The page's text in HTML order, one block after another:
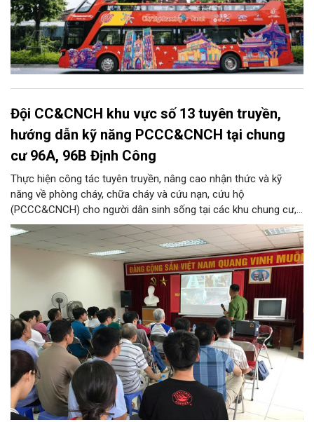
Đội CC&CNCH khu vực số 13 tuyên truyền,
hướng dẫn kỹ năng PCCC&CNCH tại chung
cư 96A, 96B Định Công
Thực hiện công tác tuyên truyền, nâng cao nhận thức và kỹ
năng về phòng cháy, chữa cháy và cứu nạn, cứu hộ
(PCCC&CNCH) cho người dân sinh sống tại các khu chung cư,
ngày 31/7/2026, Đội Cảnh sát chữa cháy và cứu nạn, cứu hộ
khu vực số 13 - Phòng Cảnh sát PCCC&CNCH, Công an thành
phố Hà Nội đã phối hợp với Ban quản lý hai tòa nhà chung cư
96A và 96B Định Công (phường Phương Liệt, thành phố Hà Nội)
tổ chức buổi tuyên truyền, phổ biến kiến thức và kỹ năng về
PCCC&CNCH.